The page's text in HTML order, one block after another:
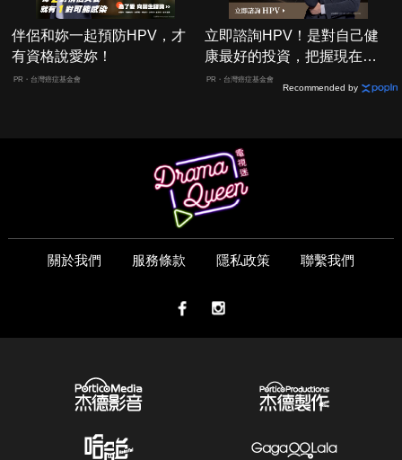
伴侶和妳一起預防HPV，才
有資格說愛妳！
PR・台灣癌症基金會
立即諮詢HPV！是對自己健
康最好的投資，把握現在不
嫌晚！
PR・台灣癌症基金會
Recommended by
關於我們 服務條款 隱私政策 聯繫我們